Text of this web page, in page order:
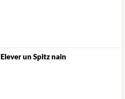
Elever un Spitz nain